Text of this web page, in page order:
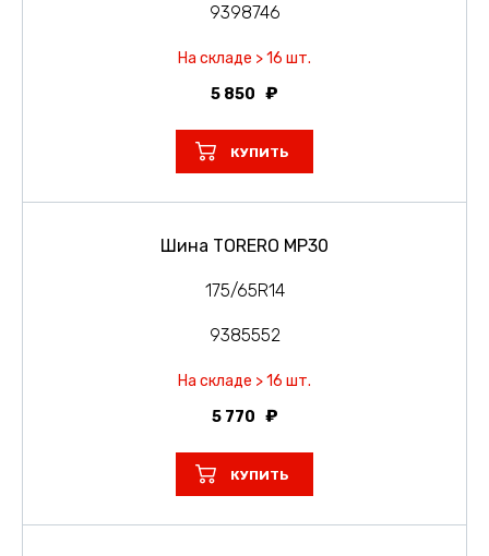
9398746
На складе > 16 шт.
5 850
КУПИТЬ
Шина TORERO MP30
175/65R14
9385552
На складе > 16 шт.
5 770
КУПИТЬ